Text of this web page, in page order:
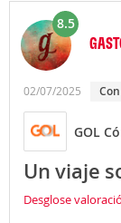
8.5
02/07/2025
GOL
Un viaje
Desglose